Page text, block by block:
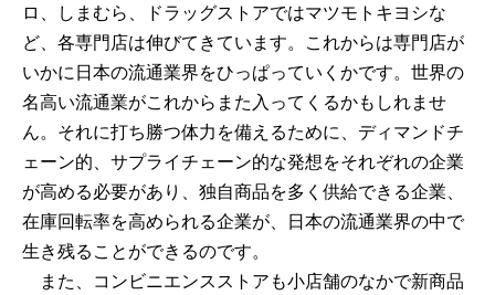
ロ、しまむら、ドラッグストアではマツモトキヨシな
ど、各専門店は伸びてきています。これからは専門店が
いかに日本の流通業界をひっぱっていくかです。世界の
名高い流通業がこれからまた入ってくるかもしれませ
ん。それに打ち勝つ体力を備えるために、ディマンドチ
ェーン的、サプライチェーン的な発想をそれぞれの企業
が高める必要があり、独自商品を多く供給できる企業、
在庫回転率を高められる企業が、日本の流通業界の中で
生き残ることができるのです。
また、コンビニエンスストアも小店舗のなかで新商品